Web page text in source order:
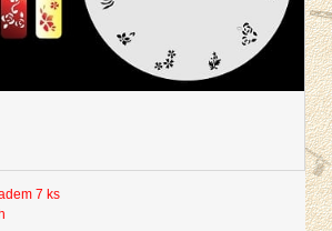
7 ks